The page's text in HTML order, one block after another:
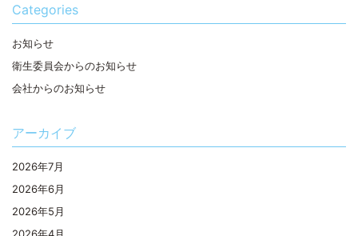
Categories
お知らせ
衛生委員会からのお知らせ
会社からのお知らせ
アーカイブ
2026年7月
2026年6月
2026年5月